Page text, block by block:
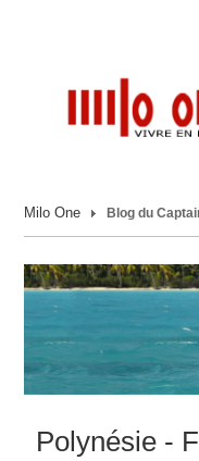
Carnets de Voyage
Actualités
Plus
Milo One Blog du
Polynésie -